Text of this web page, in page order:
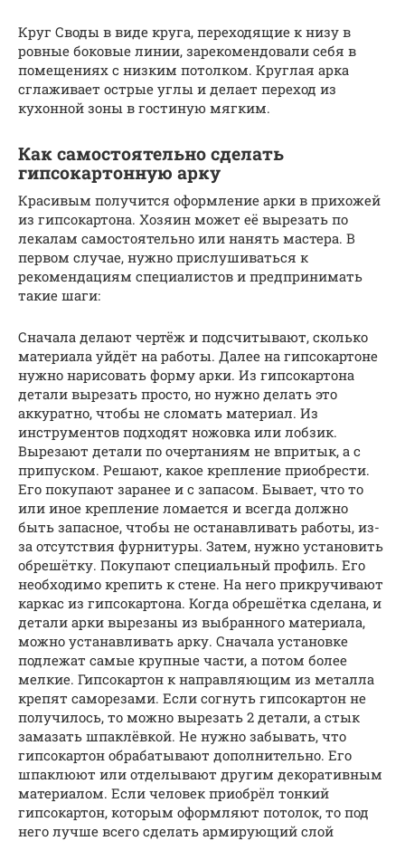
Круг Своды в виде круга, переходящие к низу в
ровные боковые линии, зарекомендовали себя в
помещениях с низким потолком. Круглая арка
сглаживает острые углы и делает переход из
кухонной зоны в гостиную мягким.
Как самостоятельно сделать
гипсокартонную арку
Красивым получится оформление арки в прихожей
из гипсокартона. Хозяин может её вырезать по
лекалам самостоятельно или нанять мастера. В
первом случае, нужно прислушиваться к
рекомендациям специалистов и предпринимать
такие шаги:
Сначала делают чертёж и подсчитывают, сколько
материала уйдёт на работы. Далее на гипсокартоне
нужно нарисовать форму арки. Из гипсокартона
детали вырезать просто, но нужно делать это
аккуратно, чтобы не сломать материал. Из
инструментов подходят ножовка или лобзик.
Вырезают детали по очертаниям не впритык, а с
припуском. Решают, какое крепление приобрести.
Его покупают заранее и с запасом. Бывает, что то
или иное крепление ломается и всегда должно
быть запасное, чтобы не останавливать работы, из-
за отсутствия фурнитуры. Затем, нужно установить
обрешётку. Покупают специальный профиль. Его
необходимо крепить к стене. На него прикручивают
каркас из гипсокартона. Когда обрешётка сделана, и
детали арки вырезаны из выбранного материала,
можно устанавливать арку. Сначала установке
подлежат самые крупные части, а потом более
мелкие. Гипсокартон к направляющим из металла
крепят саморезами. Если согнуть гипсокартон не
получилось, то можно вырезать 2 детали, а стык
замазать шпаклёвкой. Не нужно забывать, что
гипсокартон обрабатывают дополнительно. Его
шпаклюют или отделывают другим декоративным
материалом. Если человек приобрёл тонкий
гипсокартон, которым оформляют потолок, то под
него лучше всего сделать армирующий слой